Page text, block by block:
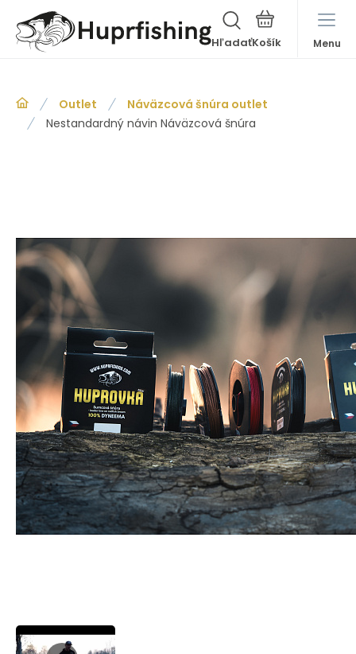
Hľadať Menu
Outlet
Náväzcová šnúra outlet
Nestandardný návin Náväzcová šnúra